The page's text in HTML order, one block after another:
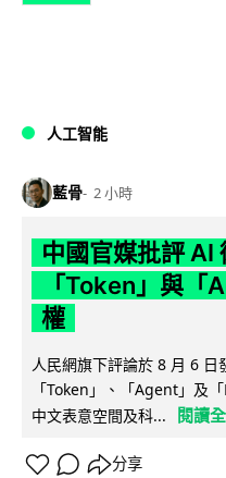
人工智能
藍骨 2 小時
中國官媒批評
「Token」與「
權
人民網旗下評論於 8 月 6 日
「Token」、「Agent」及
中文表意空間及科...
閱讀
分享